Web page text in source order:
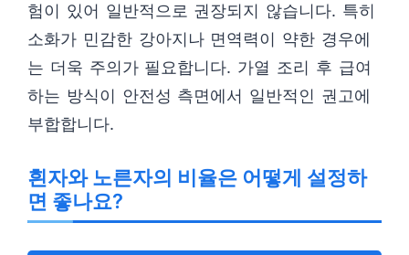
험이 있어 일반적으로 권장되지 않습니다. 특히
소화가 민감한 강아지나 면역력이 약한 경우에
는 더욱 주의가 필요합니다. 가열 조리 후 급여
하는 방식이 안전성 측면에서 일반적인 권고에
부합합니다.
흰자와 노른자의 비율은 어떻게 설정하
면 좋나요?